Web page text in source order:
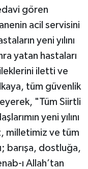
gören
acil servisini
yeni yılını
yatan hastaları
iletti ve
tüm güvenlik
"Tüm Siirtli
yeni yılını
milletimiz ve tüm
barışa, dostluğa,
ı Allah’tan